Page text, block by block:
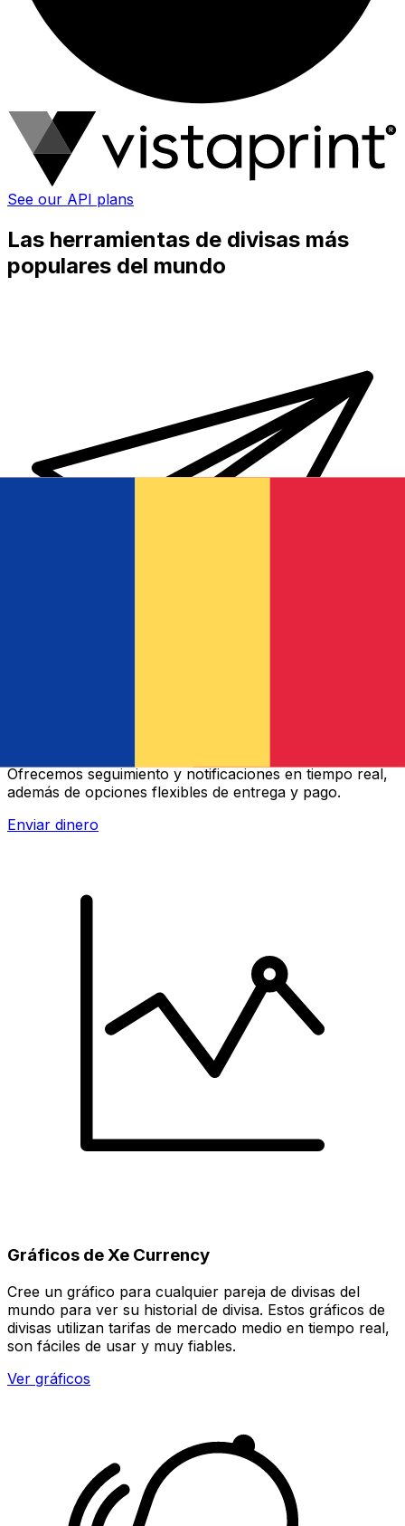
See our API plans
Las herramientas de divisas más
populares del mundo
Ofrecemos seguimiento y notificaciones en tiempo real,
además de opciones flexibles de entrega y pago.
Enviar dinero
Gráficos de Xe Currency
Cree un gráfico para cualquier pareja de divisas del
mundo para ver su historial de divisa. Estos gráficos de
divisas utilizan tarifas de mercado medio en tiempo real,
son fáciles de usar y muy fiables.
Ver gráficos